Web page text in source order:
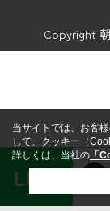
Copyright
LINE
当サイトでは、お客
して、クッキー（
詳しくは、当社の 「